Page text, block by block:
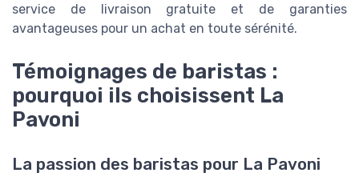
service de livraison gratuite et de garanties
avantageuses pour un achat en toute sérénité.
Témoignages de baristas :
pourquoi ils choisissent La
Pavoni
La passion des baristas pour La Pavoni